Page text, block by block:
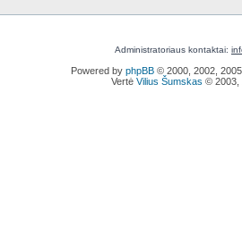
Administratoriaus kontaktai:
Powered by phpBB © 2000, 2002,
Vertė Vilius Šumskas © 2003,